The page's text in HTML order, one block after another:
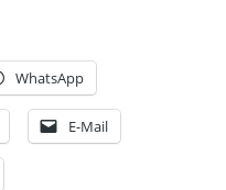
WhatsApp
E-Mail